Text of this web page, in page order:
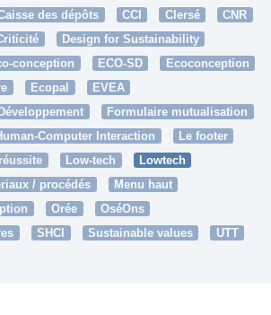
des dépôts CCI Clersé
CNR
Design for Sustainability
conception ECO-SD
Ecoconception
Ecopal
EVEA
Formulaire mutualisation
Computer Interaction
Le footer
Low-tech
Lowtech
/ procédés
Menu haut
Orée
OséOns
SHCI Sustainable values
UTT